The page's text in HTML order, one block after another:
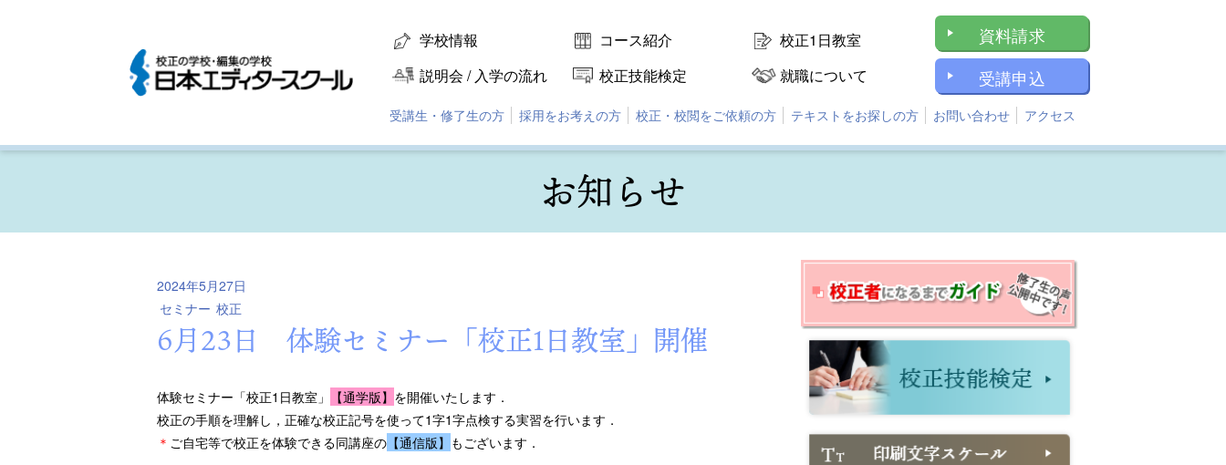
学校情報 コース紹介
校正1日教室
説明会 / 入学の流れ
校正技能検定 就職について
資料請求
受講申込
受講生・修了生の方 採用をお考えの方 校正・校閲をご依頼の方 テキストをお探しの方 お問い合わせ アクセス
お知らせ
2024年5月27日
セミナー 校正
6月23日 体験セミナー「校正1日教室」開催
体験セミナー「校正1日教室」 【通学版】 を開催いたします．
校正の手順を理解し，正確な校正記号を使って1字1字点検する実習を行います．
＊ ご自宅等で校正を体験できる同講座の 【通信版】 もございます．